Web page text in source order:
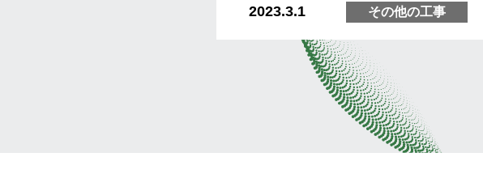
2023.3.1 その他の工事